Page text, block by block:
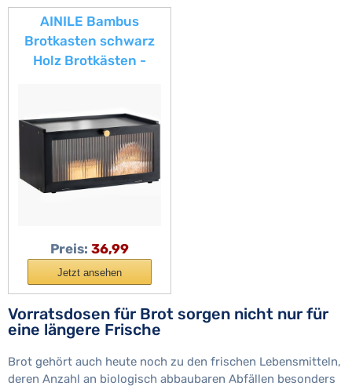
AINILE Bambus
Brotkasten schwarz
Holz Brotkästen -
Stylischer Bread Box
40 x 25 x 20 CM
Preis: 36,99
Jetzt ansehen
Vorratsdosen für Brot sorgen nicht nur für
eine längere Frische
Brot gehört auch heute noch zu den frischen Lebensmitteln,
deren Anzahl an biologisch abbaubaren Abfällen besonders